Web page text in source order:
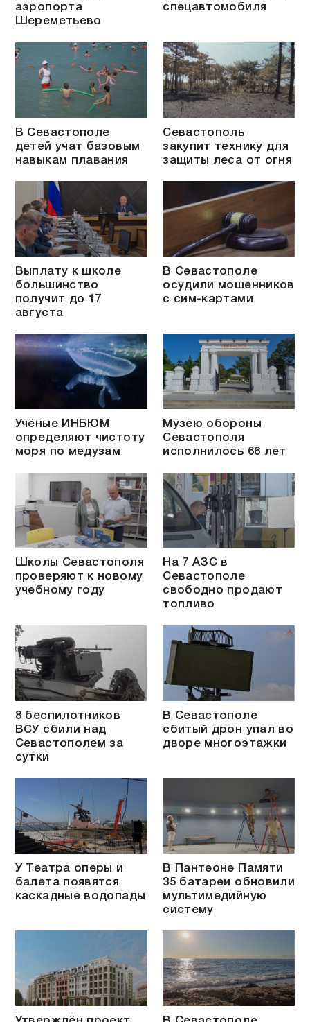
аэропорта
Шереметьево
спецавтомобиля
В Севастополе
детей учат базовым
навыкам плавания
Севастополь
закупит технику для
защиты леса от огня
Выплату к школе
большинство
получит до 17
августа
В Севастополе
осудили мошенников
с сим-картами
Учёные ИНБЮМ
определяют чистоту
моря по медузам
Музею обороны
Севастополя
исполнилось 66 лет
Школы Севастополя
проверяют к новому
учебному году
На 7 АЗС в
Севастополе
свободно продают
топливо
8 беспилотников
ВСУ сбили над
Севастополем за
сутки
В Севастополе
сбитый дрон упал во
дворе многоэтажки
У Театра оперы и
балета появятся
каскадные водопады
В Пантеоне Памяти
35 батареи обновили
мультимедийную
систему